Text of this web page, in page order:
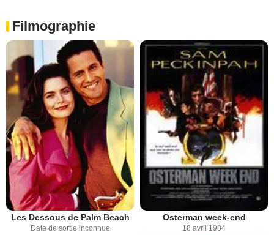
Filmographie
Les Dessous de Palm Beach
Date de sortie inconnue
Osterman week-end
18 avril 1984